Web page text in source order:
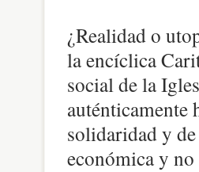
¿Realidad o
la encíclica
social de la
auténticamente
solidaridad y
económica y no